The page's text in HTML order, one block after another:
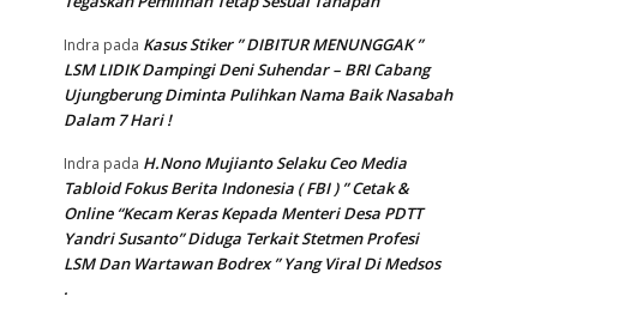
Indra pada Kasus Stiker ” DIBITUR MENUNGGAK ”
LSM LIDIK Dampingi Deni Suhendar – BRI Cabang
Ujungberung Diminta Pulihkan Nama Baik Nasabah
Dalam 7 Hari !
Indra pada H.Nono Mujianto Selaku Ceo Media
Tabloid Fokus Berita Indonesia ( FBI ) ” Cetak &
Online “Kecam Keras Kepada Menteri Desa PDTT
Yandri Susanto” Diduga Terkait Stetmen Profesi
LSM Dan Wartawan Bodrex ” Yang Viral Di Medsos
.